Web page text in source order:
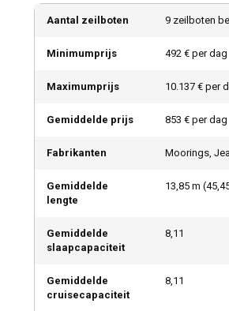
Aantal zeilboten 9 zeilboten
Minimumprijs 492 € per dag
Maximumprijs 10.137 € per
Gemiddelde prijs 853 € per dag
Fabrikanten Moorings,
Gemiddelde
lengte
13,85 m (
Gemiddelde
slaapcapaciteit
8,11
Gemiddelde
cruisecapaciteit
8,11